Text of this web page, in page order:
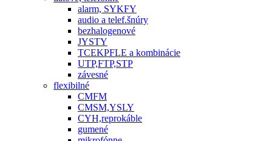
alarm, SYKFY
audio a telef.šnúry
bezhalogenové
JYSTY
TCEKPFLE a kombinácie
UTP,FTP,STP
závesné
flexibilné
CMFM
CMSM,YSLY
CYH,reprokáble
gumené